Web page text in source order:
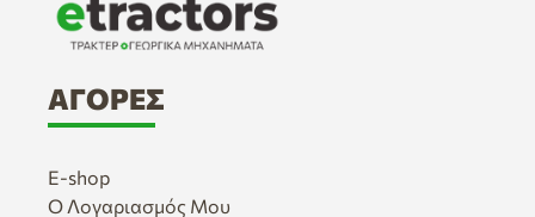
ΑΓΟΡΈΣ
E-shop
Ο Λογαριασμός Μου